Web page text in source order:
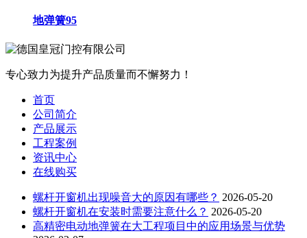
地弹簧95
专心致力为提升产品质量而不懈努力！
首页
公司简介
产品展示
工程案例
资讯中心
在线购买
螺杆开窗机出现噪音大的原因有哪些？ 2026-05-20
螺杆开窗机在安装时需要注意什么？ 2026-05-20
高精密电动地弹簧在大工程项目中的应用场景与优势